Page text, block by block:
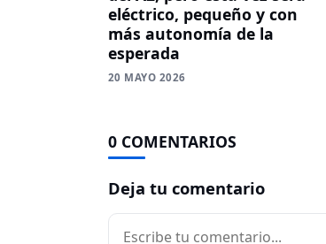
eléctrico, pequeño y con
más autonomía de la
esperada
20 MAYO 2026
0 COMENTARIOS
Deja tu comentario
Comentario